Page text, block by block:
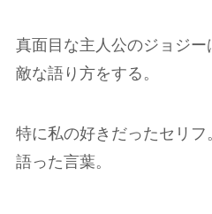
真面目な主人公のジョジ
敵な語り方をする。
特に私の好きだったセリ
語った言葉。